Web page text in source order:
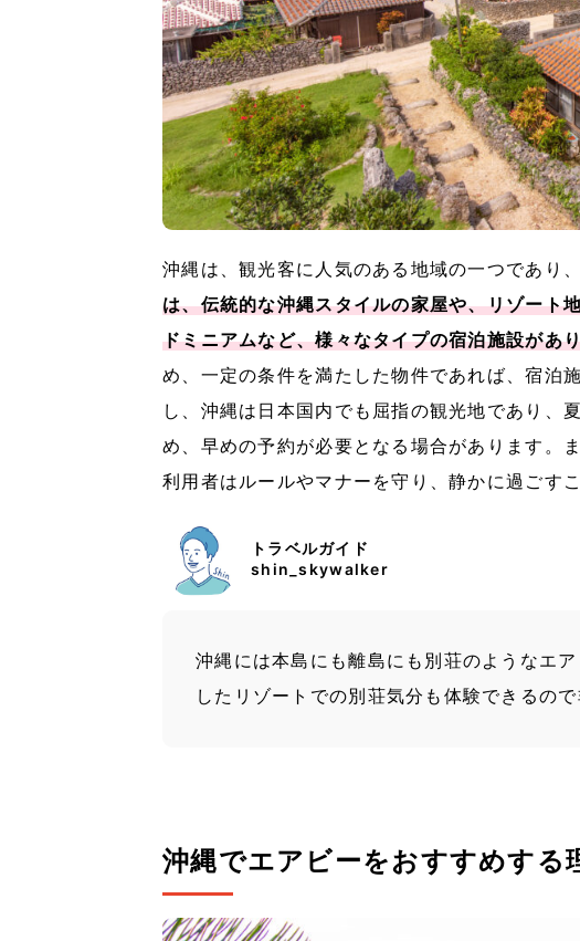
沖縄は、観光客に人気のある地域の一つであり
は、伝統的な沖縄スタイルの家屋や、リゾート
ドミニアムなど、様々なタイプの宿泊施設があ
め、一定の条件を満たした物件であれば、宿泊
し、沖縄は日本国内でも屈指の観光地であり、
め、早めの予約が必要となる場合があります。
利用者はルールやマナーを守り、静かに過ごす
トラベルガイド
shin_skywalker
沖縄には本島にも離島にも別荘のようなエ
したリゾートでの別荘気分も体験できるの
沖縄でエアビーをおすすめする